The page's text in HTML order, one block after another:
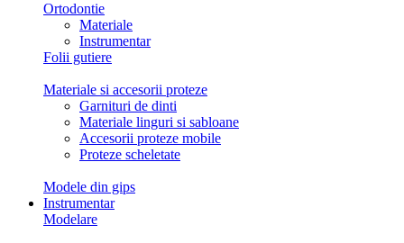
Ortodontie
Materiale
Instrumentar
Folii gutiere
Materiale si accesorii proteze
Garnituri de dinti
Materiale linguri si sabloane
Accesorii proteze mobile
Proteze scheletate
Modele din gips
Instrumentar
Modelare